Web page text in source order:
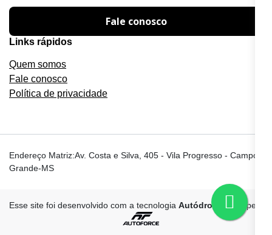
Fale conosco
Links rápidos
Quem somos
Fale conosco
Política de privacidade
Endereço Matriz:Av. Costa e Silva, 405 - Vila Progresso - Campo
Grande-MS
Esse site foi desenvolvido com a tecnologia Autódromo feita pela